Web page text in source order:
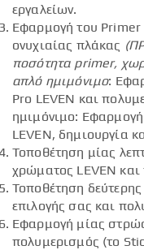
εργαλείων.
Εφαρμογή του Primer
ονυχιαίας πλάκας
ποσότητα primer,
απλό ημιμόνιμο:
Pro LEVEN και
ημιμόνιμο:
LEVEN, δημιουργία
Τοποθέτηση μίας
χρώματος LEVEN
Τοποθέτηση
επιλογής σας και
Εφαρμογή μίας
πολυμερισμός (το